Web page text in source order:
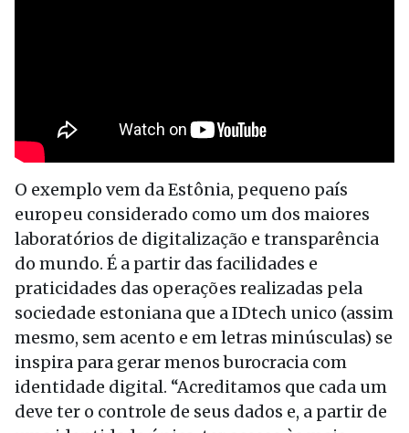
O exemplo vem da Estônia, pequeno país
europeu considerado como um dos maiores
laboratórios de digitalização e transparência
do mundo. É a partir das facilidades e
praticidades das operações realizadas pela
sociedade estoniana que a IDtech unico (assim
mesmo, sem acento e em letras minúsculas) se
inspira para gerar menos burocracia com
identidade digital. “Acreditamos que cada um
deve ter o controle de seus dados e, a partir de